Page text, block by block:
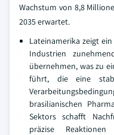
Wachstum von 8,8
2035 erwartet.
Lateinamerika zeigt
Industrien
übernehmen, was zu
führt, die eine
brasilianischen
Sektors schafft
präzise